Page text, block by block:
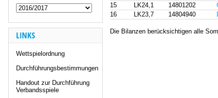
LINKS
Wettspielordnung
Durchführungsbestimmungen
Handout zur Durchführung
Verbandsspiele
15
LK24,1 14801202
16
LK23,7 14804940
Die Bilanzen berücksichtigen alle